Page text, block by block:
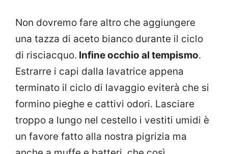
Non dovremo fare altro che aggiungere
una tazza di aceto bianco durante il ciclo
di risciacquo. Infine occhio al tempismo.
Estrarre i capi dalla lavatrice appena
terminato il ciclo di lavaggio eviterà che si
formino pieghe e cattivi odori. Lasciare
troppo a lungo nel cestello i vestiti umidi è
un favore fatto alla nostra pigrizia ma